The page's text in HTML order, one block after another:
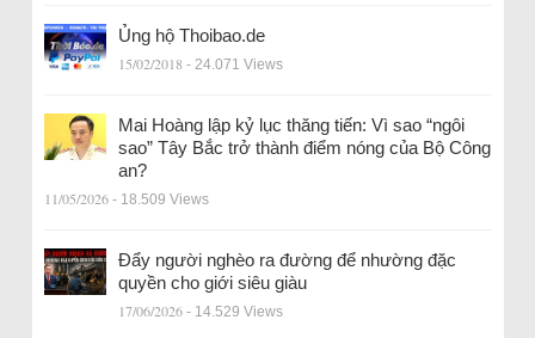
Ủng hộ Thoibao.de
15/02/2018 - 24.071 Views
Mai Hoàng lập kỷ lục thăng tiến: Vì sao “ngôi
sao” Tây Bắc trở thành điểm nóng của Bộ Công
an?
11/05/2026 - 18.509 Views
Đẩy người nghèo ra đường để nhường đặc
quyền cho giới siêu giàu
17/06/2026 - 14.529 Views